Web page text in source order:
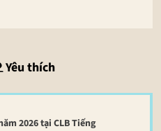
Yêu thích
2026 tại CLB Tiếng